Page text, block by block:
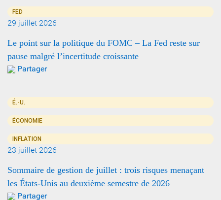
FED
29 juillet 2026
Le point sur la politique du FOMC – La Fed reste sur
pause malgré l’incertitude croissante
Partager
É.-U.
ÉCONOMIE
INFLATION
23 juillet 2026
Sommaire de gestion de juillet : trois risques menaçant
les États-Unis au deuxième semestre de 2026
Partager